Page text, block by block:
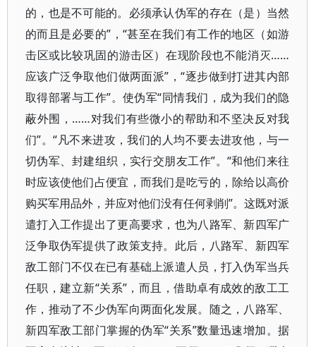
的，也是不可能的。必须承认伪军的存在（是）当然
的而且是必要的”，“甚至在我们有工作的地区（如游
击区或比较巩固的游击区）在现阶段也不能消灭……
应该广泛争取他们做两面派”，“逐步做到打进其内部
取得部署与工作”。使伪军“同情我们，成为我们的隐
蔽外围，……对我们有些微小的帮助和不坚决反对我
们”。“凡不来进攻，我们的人均不要去进攻他，与一
切伪军、封建组织，实行交朋友工作”。“和他们来往
时应该使他们占便宜，而我们是吃亏的，除给以高价
购买军用品外，并应对他们没有任何剥削”。这既对派
遣打入工作提出了更高要求，也为八路军、新四军广
泛争取伪军提供了政策支持。此后，八路军、新四军
敌工部门不仅在已有基础上派遣人员，打入伪军当兵
任职，建立新“关系”，而且，借助卓有成效的敌工工
作，推动了不少伪军向两面化发展。随之，八路军、
新四军敌工部门掌握的伪军“关系”数量迅速增加。据